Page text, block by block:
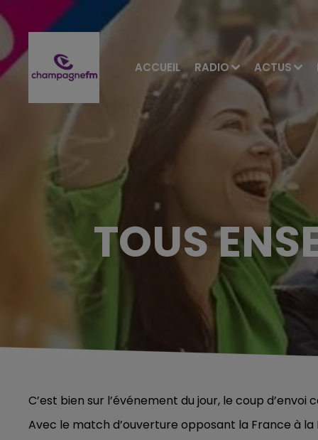
ACCUEIL RADIO ACTUS
TOUS
C’est bien sur l’événement du jour, le coup d’envoi
Avec le match d’ouverture opposant la France à la